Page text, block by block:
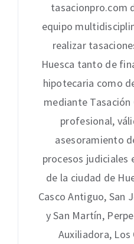
tasacionpro.com
equipo
realizar
Huesca tanto de
hipotecaria como
mediante Tasación
profesional,
asesoramiento
procesos judiciales
de la ciudad de
Casco Antiguo, San
y San Martín,
Auxiliadora,